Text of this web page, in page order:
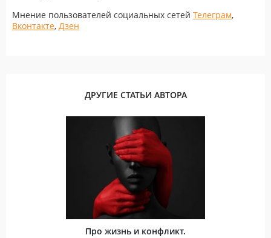
Мнение пользователей социальных сетей Телеграм,
Вконтакте, Дзен
ДРУГИЕ СТАТЬИ АВТОРА
Про жизнь и конфликт.